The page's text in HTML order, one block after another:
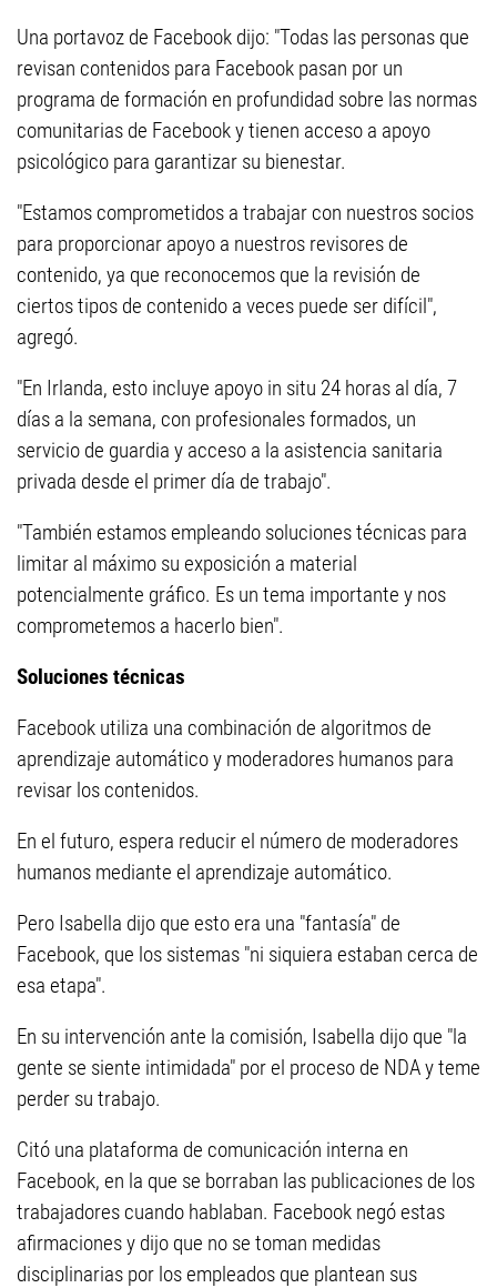
Una portavoz de Facebook dijo: "Todas las personas que
revisan contenidos para Facebook pasan por un
programa de formación en profundidad sobre las normas
comunitarias de Facebook y tienen acceso a apoyo
psicológico para garantizar su bienestar.
"Estamos comprometidos a trabajar con nuestros socios
para proporcionar apoyo a nuestros revisores de
contenido, ya que reconocemos que la revisión de
ciertos tipos de contenido a veces puede ser difícil",
agregó.
"En Irlanda, esto incluye apoyo in situ 24 horas al día, 7
días a la semana, con profesionales formados, un
servicio de guardia y acceso a la asistencia sanitaria
privada desde el primer día de trabajo".
"También estamos empleando soluciones técnicas para
limitar al máximo su exposición a material
potencialmente gráfico. Es un tema importante y nos
comprometemos a hacerlo bien".
Soluciones técnicas
Facebook utiliza una combinación de algoritmos de
aprendizaje automático y moderadores humanos para
revisar los contenidos.
En el futuro, espera reducir el número de moderadores
humanos mediante el aprendizaje automático.
Pero Isabella dijo que esto era una "fantasía" de
Facebook, que los sistemas "ni siquiera estaban cerca de
esa etapa".
En su intervención ante la comisión, Isabella dijo que "la
gente se siente intimidada" por el proceso de NDA y teme
perder su trabajo.
Citó una plataforma de comunicación interna en
Facebook, en la que se borraban las publicaciones de los
trabajadores cuando hablaban. Facebook negó estas
afirmaciones y dijo que no se toman medidas
disciplinarias por los empleados que plantean sus